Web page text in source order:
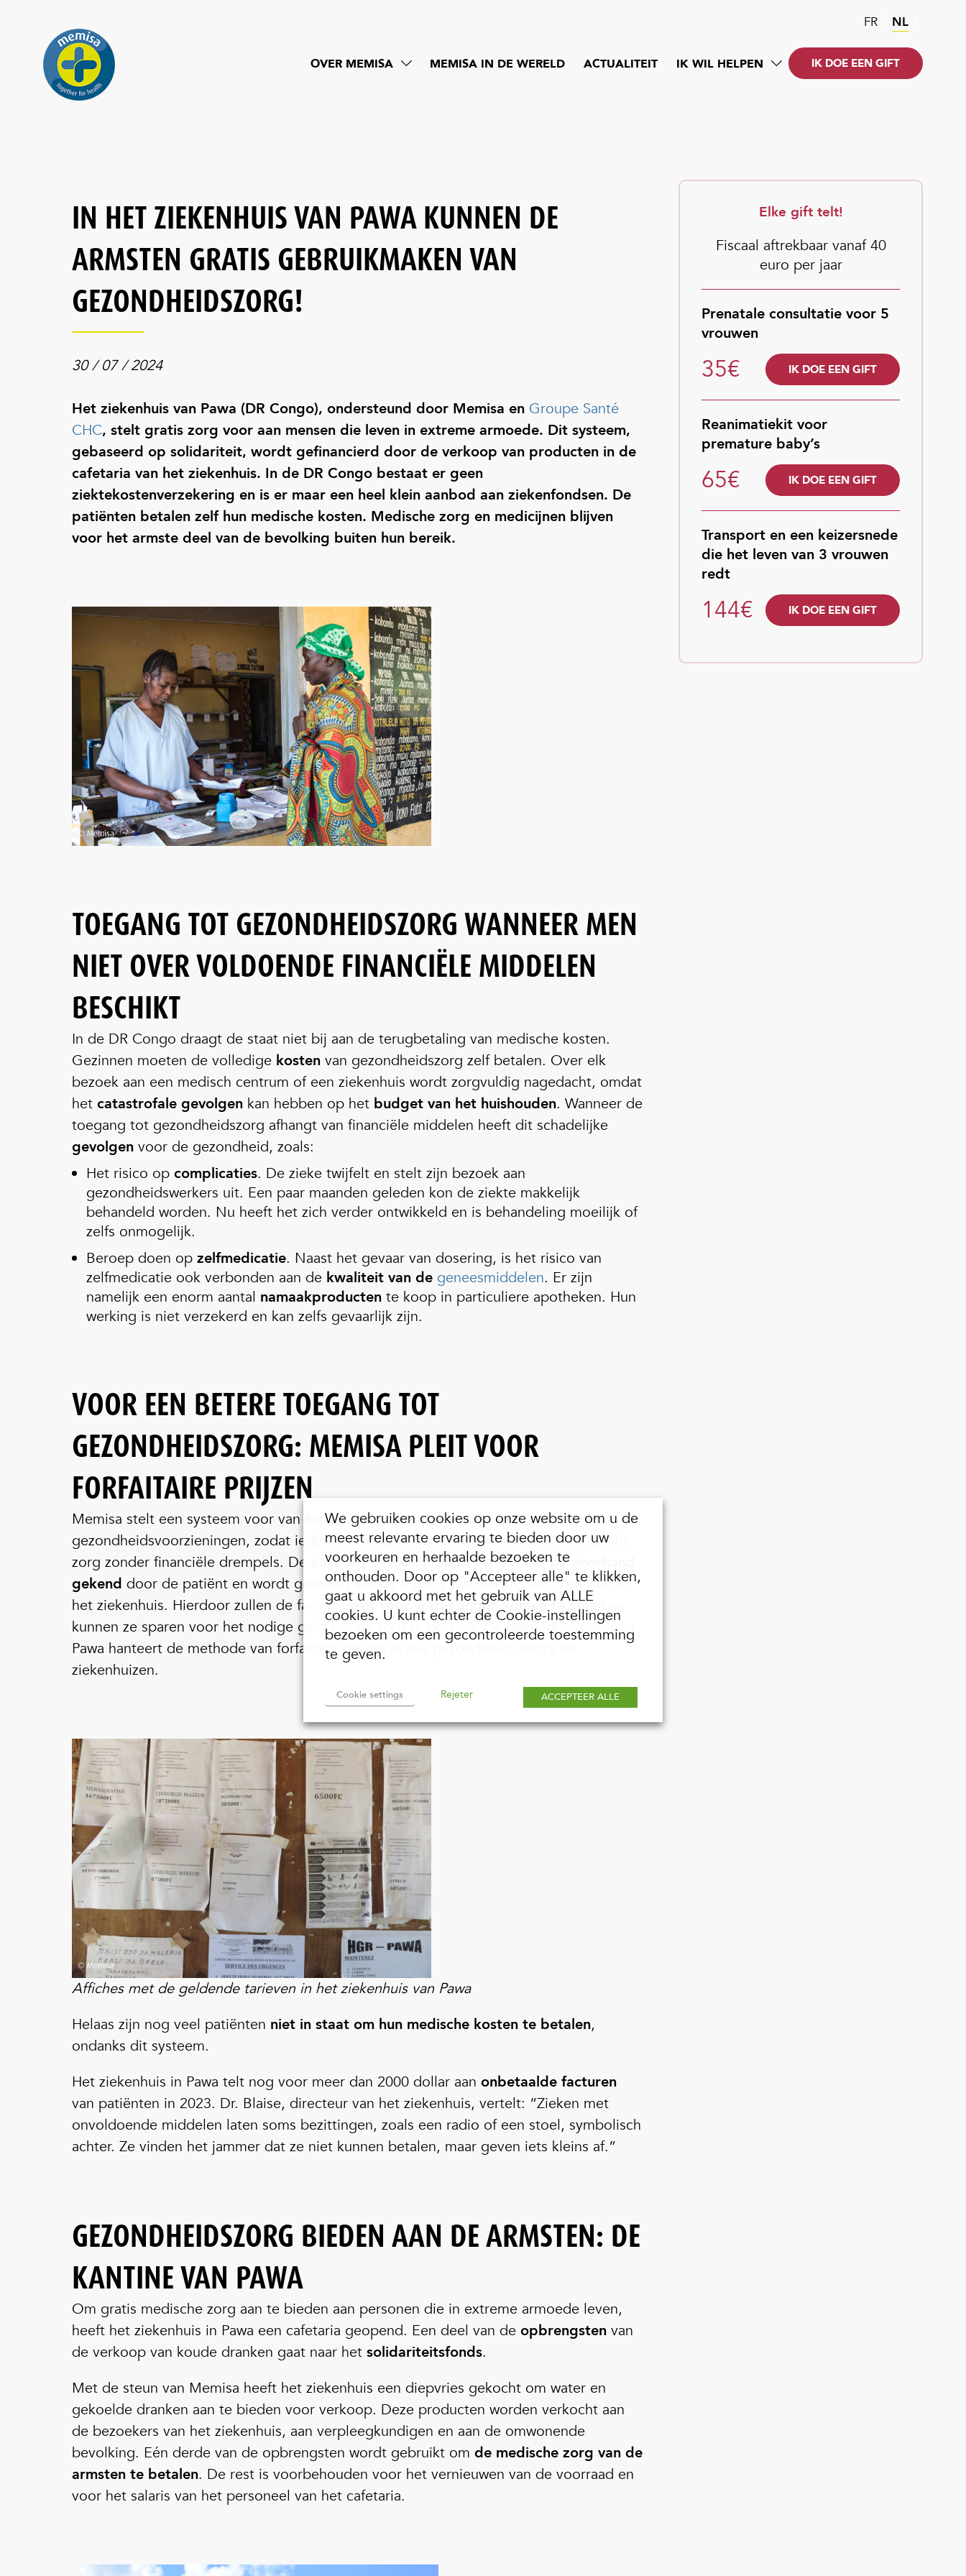
FR NL
OVER MEMISA MEMISA IN DE WERELD ACTUALITEIT IK WIL HELPEN IK DOE EEN GIFT
IN HET ZIEKENHUIS VAN PAWA KUNNEN DE
ARMSTEN GRATIS GEBRUIKMAKEN VAN
GEZONDHEIDSZORG!
30 / 07 / 2024
Het ziekenhuis van Pawa (DR Congo), ondersteund door Memisa en Groupe Santé
CHC, stelt gratis zorg voor aan mensen die leven in extreme armoede. Dit systeem,
gebaseerd op solidariteit, wordt gefinancierd door de verkoop van producten in de
cafetaria van het ziekenhuis. In de DR Congo bestaat er geen
ziektekostenverzekering en is er maar een heel klein aanbod aan ziekenfondsen. De
patiënten betalen zelf hun medische kosten. Medische zorg en medicijnen blijven
voor het armste deel van de bevolking buiten hun bereik.
TOEGANG TOT GEZONDHEIDSZORG WANNEER MEN
NIET OVER VOLDOENDE FINANCIËLE MIDDELEN
BESCHIKT
In de DR Congo draagt de staat niet bij aan de terugbetaling van medische kosten.
Gezinnen moeten de volledige kosten van gezondheidszorg zelf betalen. Over elk
bezoek aan een medisch centrum of een ziekenhuis wordt zorgvuldig nagedacht, omdat
het catastrofale gevolgen kan hebben op het budget van het huishouden. Wanneer de
toegang tot gezondheidszorg afhangt van financiële middelen heeft dit schadelijke
gevolgen voor de gezondheid, zoals:
Het risico op complicaties. De zieke twijfelt en stelt zijn bezoek aan
gezondheidswerkers uit. Een paar maanden geleden kon de ziekte makkelijk
behandeld worden. Nu heeft het zich verder ontwikkeld en is behandeling moeilijk of
zelfs onmogelijk.
Beroep doen op zelfmedicatie. Naast het gevaar van dosering, is het risico van
zelfmedicatie ook verbonden aan de kwaliteit van de geneesmiddelen. Er zijn
namelijk een enorm aantal namaakproducten te koop in particuliere apotheken. Hun
werking is niet verzekerd en kan zelfs gevaarlijk zijn.
VOOR EEN BETERE TOEGANG TOT
GEZONDHEIDSZORG: MEMISA PLEIT VOOR
FORFAITAIRE PRIJZEN
Memisa stelt een systeem voor van forfaitaire prijzenbinnen de
gezondheidsvoorzieningen, zodat iedereen toegang heeft tot kwaliteitsvolle medische
zorg zonder financiële drempels. De kost van medische behandelingen isop voorhand
gekend door de patiënt en wordt getoond aan de ingang van het medisch centrum of
het ziekenhuis. Hierdoor zullen de familiesniet voor verrassingen komen te staan
kunnen ze sparen voor het nodige geld om de zorg te betalen. De gezondheidszorg in
Pawa hanteert de methode van forfaitaire prijzen in alle gezondheidscentra en
ziekenhuizen.
Affiches met de geldende tarieven in het ziekenhuis van Pawa
Helaas zijn nog veel patiënten niet in staat om hun medische kosten te betalen,
ondanks dit systeem.
Het ziekenhuis in Pawa telt nog voor meer dan 2000 dollar aan onbetaalde facturen
van patiënten in 2023. Dr. Blaise, directeur van het ziekenhuis, vertelt: “Zieken met
onvoldoende middelen laten soms bezittingen, zoals een radio of een stoel, symbolisch
achter. Ze vinden het jammer dat ze niet kunnen betalen, maar geven iets kleins af.”
GEZONDHEIDSZORG BIEDEN AAN DE ARMSTEN: DE
KANTINE VAN PAWA
Om gratis medische zorg aan te bieden aan personen die in extreme armoede leven,
heeft het ziekenhuis in Pawa een cafetaria geopend. Een deel van de opbrengsten van
de verkoop van koude dranken gaat naar het solidariteitsfonds.
Met de steun van Memisa heeft het ziekenhuis een diepvries gekocht om water en
gekoelde dranken aan te bieden voor verkoop. Deze producten worden verkocht aan
de bezoekers van het ziekenhuis, aan verpleegkundigen en aan de omwonende
bevolking. Eén derde van de opbrengsten wordt gebruikt om de medische zorg van de
armsten te betalen. De rest is voorbehouden voor het vernieuwen van de voorraad en
voor het salaris van het personeel van het cafetaria.
Elke gift telt!
Fiscaal aftrekbaar vanaf 40
euro per jaar
Prenatale consultatie voor 5
vrouwen
35€ IK DOE EEN GIFT
Reanimatiekit voor
premature baby’s
65€ IK DOE EEN GIFT
Transport en een keizersnede
die het leven van 3 vrouwen
redt
144€ IK DOE EEN GIFT
We gebruiken cookies op onze website om u de
meest relevante ervaring te bieden door uw
voorkeuren en herhaalde bezoeken te
onthouden. Door op "Accepteer alle" te klikken,
gaat u akkoord met het gebruik van ALLE
cookies. U kunt echter de Cookie-instellingen
bezoeken om een gecontroleerde toestemming
te geven.
Cookie settings Rejeter ACCEPTEER ALLE